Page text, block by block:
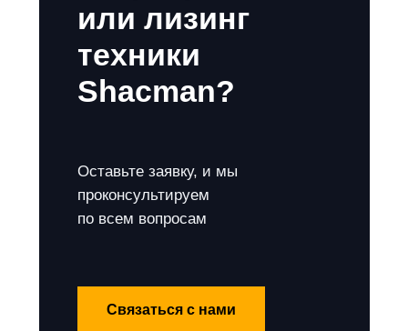
или лизинг
техники
Shacman?
Оставьте заявку, и мы
проконсультируем
по всем вопросам
Связаться с нами